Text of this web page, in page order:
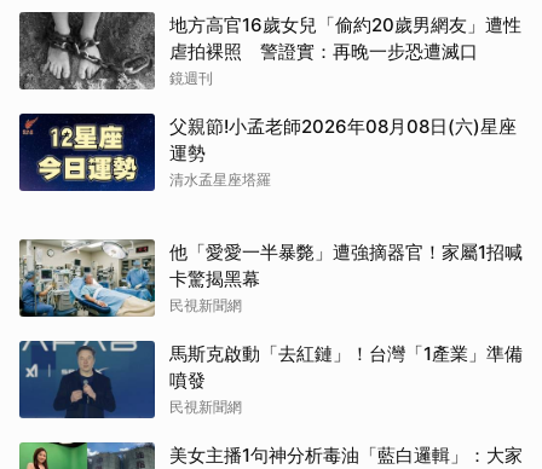
地方高官16歲女兒「偷約20歲男網友」遭性
虐拍裸照 警證實：再晚一步恐遭滅口
鏡週刊
父親節!小孟老師2026年08月08日(六)星座
運勢
清水孟星座塔羅
他「愛愛一半暴斃」遭強摘器官！家屬1招喊
卡驚揭黑幕
民視新聞網
馬斯克啟動「去紅鏈」！台灣「1產業」準備
噴發
民視新聞網
美女主播1句神分析毒油「藍白邏輯」：大家